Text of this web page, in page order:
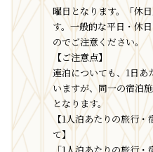
曜日となります。「休
す。一般的な平日・休
のでご注意ください。
【ご注意点】
連泊についても、1日
いますが、同一の宿泊
となります。
【1人泊あたりの旅行
て】